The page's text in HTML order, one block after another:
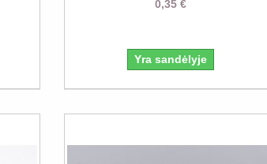
0,35 €
Yra sandėlyje